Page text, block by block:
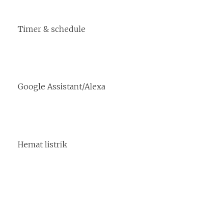
Timer & schedule
Google Assistant/Alexa
Hemat listrik